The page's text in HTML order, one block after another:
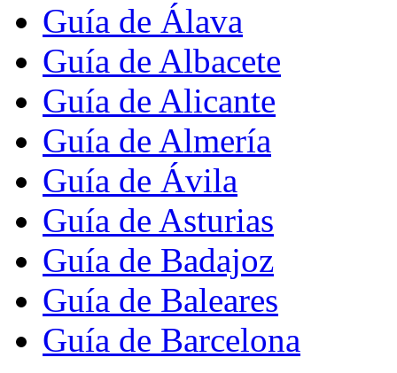
Guía de Álava
Guía de Albacete
Guía de Alicante
Guía de Almería
Guía de Ávila
Guía de Asturias
Guía de Badajoz
Guía de Baleares
Guía de Barcelona